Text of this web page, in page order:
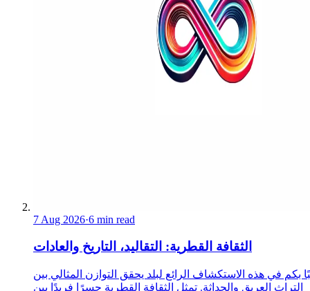
7 Aug 2026·6 min read
الثقافة القطرية: التقاليد، التاريخ والعادات
بكم في هذه الاستكشاف الرائع لبلد يحقق التوازن المثالي بين
التراث العريق والحداثة. تمثل الثقافة القطرية جسرًا فريدًا بين